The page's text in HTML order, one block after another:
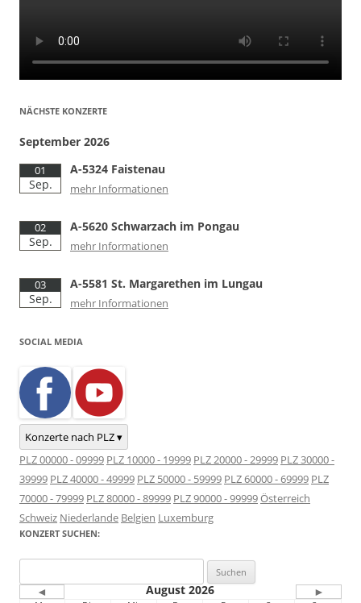
NÄCHSTE KONZERTE
September 2026
01
Sep.
A-5324 Faistenau
mehr Informationen
02
Sep.
A-5620 Schwarzach im Pongau
mehr Informationen
03
Sep.
A-5581 St. Margarethen im Lungau
mehr Informationen
SOCIAL MEDIA
Konzerte nach PLZ ▾
PLZ 00000 - 09999 PLZ 10000 - 19999 PLZ 20000 - 29999 PLZ 30000 -
39999 PLZ 40000 - 49999 PLZ 50000 - 59999 PLZ 60000 - 69999 PLZ
70000 - 79999 PLZ 80000 - 89999 PLZ 90000 - 99999Österreich
Schweiz Niederlande Belgien Luxemburg
KONZERT SUCHEN:
nach:
◄ August 2026 ►